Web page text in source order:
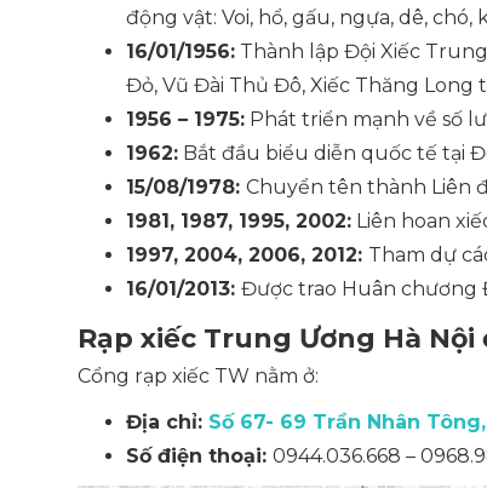
động vật: Voi, hổ, gấu, ngựa, dê, chó,
16/01/1956: Thành lập Đội Xiếc
Đỏ, Vũ Đài Thủ Đô, Xiếc Thăng Long
1956 – 1975: Phát triển mạnh về số
1962: Bắt đầu biểu diễn quốc tế tại
15/08/1978: Chuyển tên thành Liên
1981, 1987, 1995, 2002: Liên hoan
1997, 2004, 2006, 2012: Tham dự
16/01/2013: Được trao Huân chương
Rạp xiếc Trung Ương Hà Nội
Cổng rạp xiếc TW nằm ở:
Địa chỉ: Số 67- 69 Trần Nhân
Số điện thoại: 0944.036.668 –